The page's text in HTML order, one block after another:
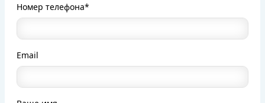
Номер телефона*
Email